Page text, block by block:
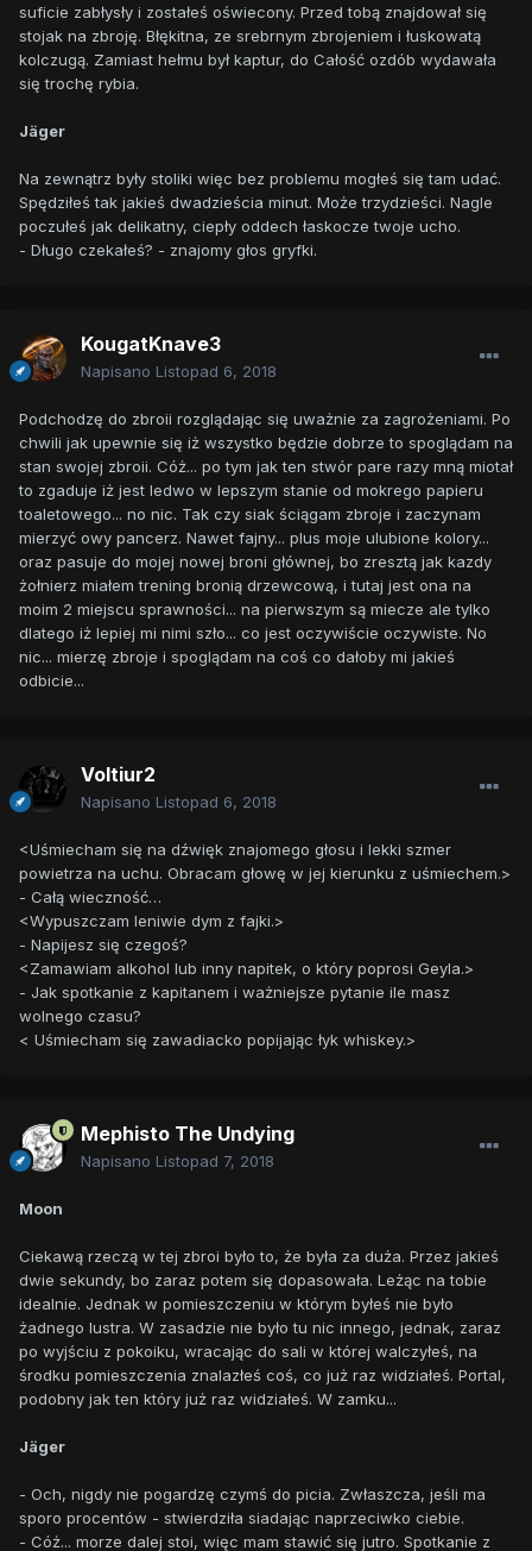
suficie zabłysły i zostałeś oświecony. Przed tobą znajdował się
stojak na zbroję. Błękitna, ze srebrnym zbrojeniem i łuskowatą
kolczugą. Zamiast hełmu był kaptur, do Całość ozdób wydawała
się trochę rybia.
Jäger
Na zewnątrz były stoliki więc bez problemu mogłeś się tam udać.
Spędziłeś tak jakieś dwadzieścia minut. Może trzydzieści. Nagle
poczułeś jak delikatny, ciepły oddech łaskocze twoje ucho.
- Długo czekałeś? - znajomy głos gryfki.
KougatKnave3
Napisano Listopad 6, 2018
Podchodzę do zbroii rozglądając się uważnie za zagrożeniami. Po
chwili jak upewnie się iż wszystko będzie dobrze to spoglądam na
stan swojej zbroii. Cóż... po tym jak ten stwór pare razy mną miotał
to zgaduje iż jest ledwo w lepszym stanie od mokrego papieru
toaletowego... no nic. Tak czy siak ściągam zbroje i zaczynam
mierzyć owy pancerz. Nawet fajny... plus moje ulubione kolory...
oraz pasuje do mojej nowej broni głównej, bo zresztą jak kazdy
żołnierz miałem trening bronią drzewcową, i tutaj jest ona na
moim 2 miejscu sprawności... na pierwszym są miecze ale tylko
dlatego iż lepiej mi nimi szło... co jest oczywiście oczywiste. No
nic... mierzę zbroje i spoglądam na coś co dałoby mi jakieś
odbicie...
Voltiur2
Napisano Listopad 6, 2018
<Uśmiecham się na dźwięk znajomego głosu i lekki szmer
powietrza na uchu. Obracam głowę w jej kierunku z uśmiechem.>
- Całą wieczność…
<Wypuszczam leniwie dym z fajki.>
- Napijesz się czegoś?
<Zamawiam alkohol lub inny napitek, o który poprosi Geyla.>
- Jak spotkanie z kapitanem i ważniejsze pytanie ile masz
wolnego czasu?
< Uśmiecham się zawadiacko popijając łyk whiskey.>
Mephisto The Undying
Napisano Listopad 7, 2018
Moon
Ciekawą rzeczą w tej zbroi było to, że była za duża. Przez jakieś
dwie sekundy, bo zaraz potem się dopasowała. Leżąc na tobie
idealnie. Jednak w pomieszczeniu w którym byłeś nie było
żadnego lustra. W zasadzie nie było tu nic innego, jednak, zaraz
po wyjściu z pokoiku, wracając do sali w której walczyłeś, na
środku pomieszczenia znalazłeś coś, co już raz widziałeś. Portal,
podobny jak ten który już raz widziałeś. W zamku...
Jäger
- Och, nigdy nie pogardzę czymś do picia. Zwłaszcza, jeśli ma
sporo procentów - stwierdziła siadając naprzeciwko ciebie.
- Cóż... morze dalej stoi, więc mam stawić się jutro. Spotkanie z